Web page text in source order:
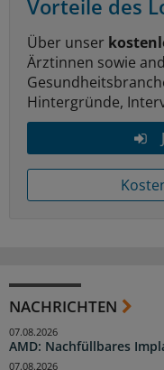
Vorteile des
Über unser
Ärztinnen sowie
Hintergründe,
NACHRICHTEN
AMD: Nachfüllbares
07.08.2026
07.08.2026